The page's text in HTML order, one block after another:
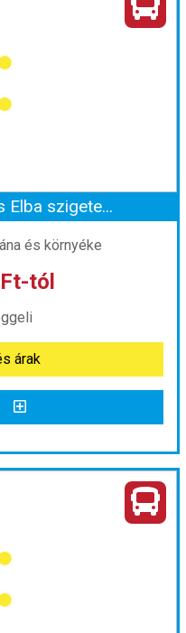
Elba szigete...
és környéke
tól
árak
Elba szigete...
Busszal
Hotel ***
szoba